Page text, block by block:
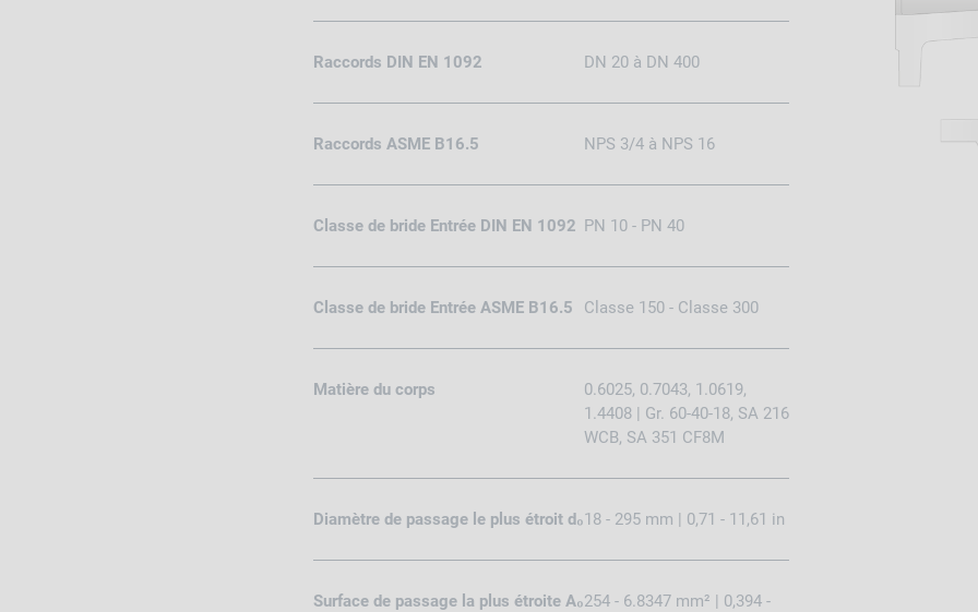
Raccords DIN EN 1092 DN 20 à DN 400
Raccords ASME B16.5 NPS 3/4 à NPS 16
Classe de bride Entrée DIN EN 1092 PN 10 - PN 40
Classe de bride Entrée ASME B16.5 Classe 150 - Classe 300
Matière du corps
0.6025, 0.7043, 1.0619,
1.4408 | Gr. 60-40-18, SA 216
WCB, SA 351 CF8M
Diamètre de passage le plus étroit d₀18 - 295 mm | 0,71 - 11,61 in
Surface de passage la plus étroite A₀254 - 6.8347 mm² | 0,394 -